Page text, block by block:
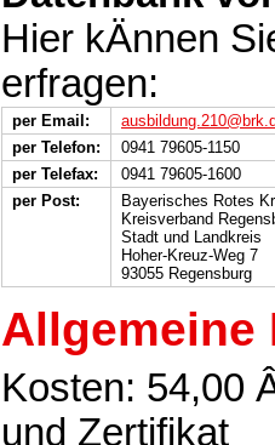
Hier kÄnnen
erfragen:
per Email:
per Telefon:
0941 79605-1150
per Telefax:
0941 79605-1600
per Post:
Bayerisches Rotes
Kreisverband
Stadt und Landkreis
Hoher-Kreuz-Weg 7
93055 Regensburg
Allgemeine
Kosten: 54,00
und Zertifikat